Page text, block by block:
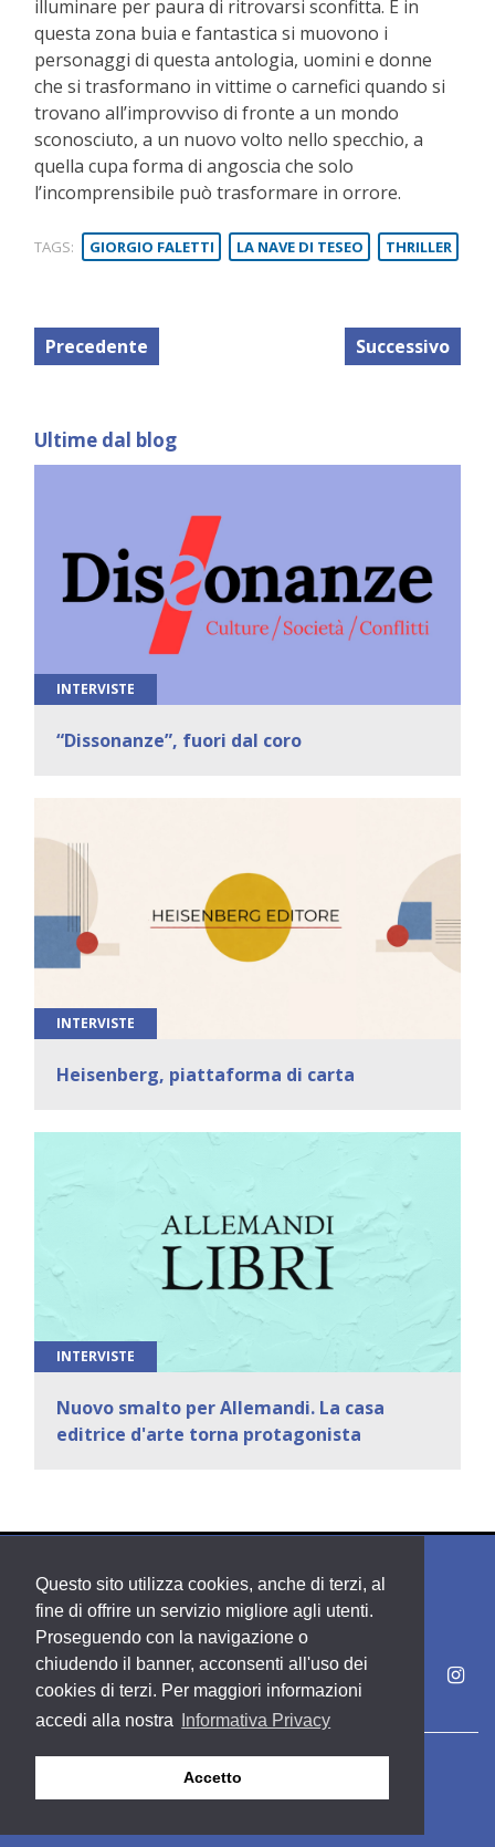
Questo sito utilizza cookies, anche di terzi, al
fine di offrire un servizio migliore agli utenti.
Proseguendo con la navigazione o
chiudendo il banner, acconsenti all'uso dei
cookies di terzi. Per maggiori informazioni
accedi alla nostra
Informativa Privacy
Accetto
illuminare per paura di ritrovarsi sconfitta. E in
questa zona buia e fantastica si muovono i
personaggi di questa antologia, uomini e donne
che si trasformano in vittime o carnefici quando si
trovano all’improvviso di fronte a un mondo
sconosciuto, a un nuovo volto nello specchio, a
quella cupa forma di angoscia che solo
l’incomprensibile può trasformare in orrore.
TAGS: GIORGIO FALETTI LA NAVE DI TESEO THRILLER
Precedente Successivo
Ultime dal blog
INTERVISTE
“Dissonanze”, fuori dal coro
INTERVISTE
Heisenberg, piattaforma di carta
INTERVISTE
Nuovo smalto per Allemandi. La casa
editrice d'arte torna protagonista
Copyright PDE srl società del Gruppo Feltrinelli S. p. A.